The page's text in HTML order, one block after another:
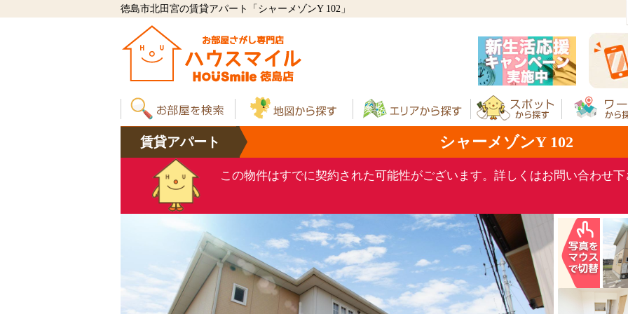
徳島市北田宮の賃貸アパート「シャーメゾンY 102」
賃貸アパート シャーメゾンY 102
この物件はすでに契約された可能性がございます。詳しくはお問い合わせ